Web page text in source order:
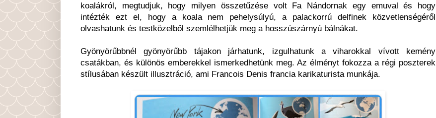
koalákról, megtudjuk, hogy milyen összetűzése volt Fa Nándornak egy emuval és hogy
intézték ezt el, hogy a koala nem pehelysúlyú, a palackorrú delfinek közvetlenségéről
olvashatunk és testközelből szemlélhetjük meg a hosszúszárnyú bálnákat.
Gyönyörűbbnél gyönyörűbb tájakon járhatunk, izgulhatunk a viharokkal vívott kemény
csatákban, és különös emberekkel ismerkedhetünk meg. Az élményt fokozza a régi poszterek
stílusában készült illusztráció, ami Francois Denis francia karikaturista munkája.